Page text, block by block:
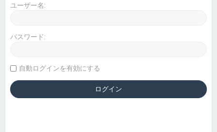
ユーザー名:
パスワード:
自動ログインを有効にする